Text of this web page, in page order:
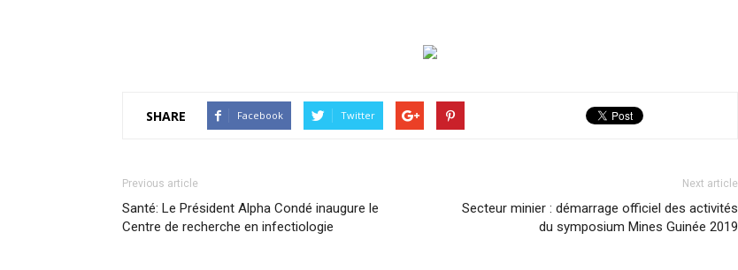
SHARE Facebook Twitter
Previous article
Santé: Le Président Alpha Condé inaugure le
Centre de recherche en infectiologie
Next article
Secteur minier : démarrage officiel des activités
du symposium Mines Guinée 2019